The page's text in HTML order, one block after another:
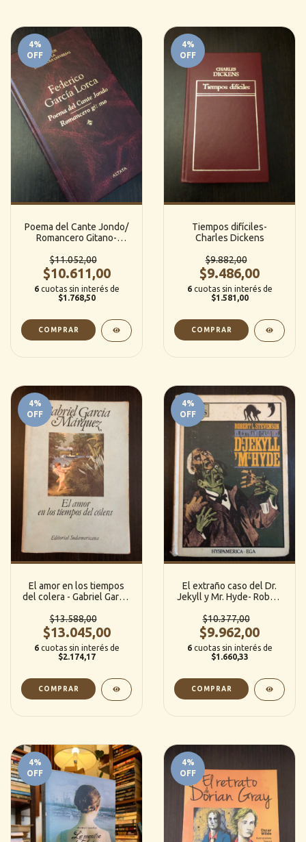
4%
OFF
Poema del Cante Jondo/
Romancero Gitano-
$11.052,00
$10.611,00
6 cuotas sin interés de
$1.768,50
4%
OFF
Tiempos difíciles-
Charles Dickens
$9.882,00
$9.486,00
6 cuotas sin interés de
$1.581,00
4%
OFF
El amor en los tiempos
del colera - Gabriel Garcia
$13.588,00
$13.045,00
6 cuotas sin interés de
$2.174,17
4%
OFF
El extraño caso del Dr.
Jekyll y Mr. Hyde- Robert
$10.377,00
$9.962,00
6 cuotas sin interés de
$1.660,33
4%
OFF
4%
OFF